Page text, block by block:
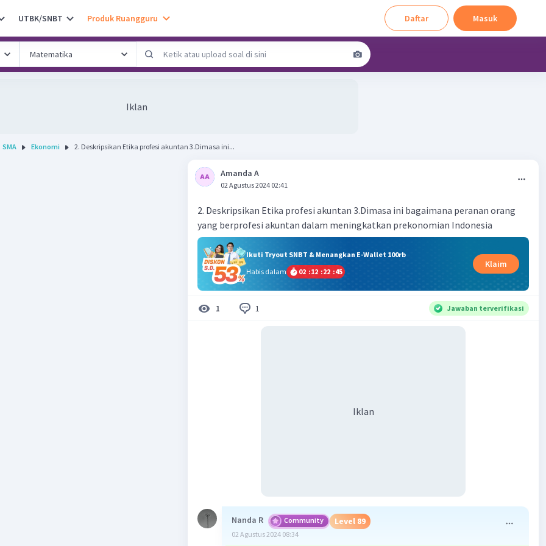
UTBK/SNBT Produk Ruangguru Daftar Masuk
Iklan
SMA Ekonomi 2. Deskripsikan Etika profesi akuntan 3.Dimasa ini...
Amanda A
02 Agustus 2024 02:41
2. Deskripsikan Etika profesi akuntan 3.Dimasa ini bagaimana peranan orang
yang berprofesi akuntan dalam meningkatkan prekonomian Indonesia
Ikuti Tryout SNBT & Menangkan E-Wallet 100rb
Habis dalam
02 :12 :22 :44
Klaim
1 1 Jawaban terverifikasi
Iklan
Nanda R Community Level 89
02 Agustus 2024 08:34